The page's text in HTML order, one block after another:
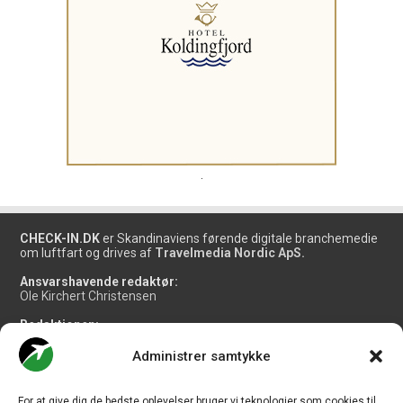
Administrer samtykke
CHECK-IN.DK er Skandinaviens førende digitale branchemedie
om luftfart og drives af Travelmedia Nordic ApS.
Ansvarshavende redaktør:
Ole Kirchert Christensen
Redaktionen:
Christian Granhøj Skouboe
Henrik Baumgarten
Danny Longhi Andreasen